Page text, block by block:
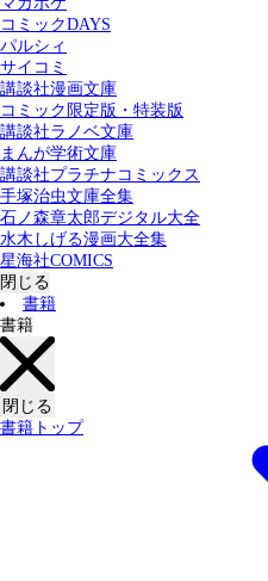
コミックDAYS
パルシィ
サイコミ
講談社漫画文庫
コミック限定版・特装版
講談社ラノベ文庫
まんが学術文庫
講談社プラチナコミックス
手塚治虫文庫全集
石ノ森章太郎デジタル大全
水木しげる漫画大全集
星海社COMICS
閉じる
書籍
書籍
閉じる
書籍トップ
カテゴリー：
すべての記事